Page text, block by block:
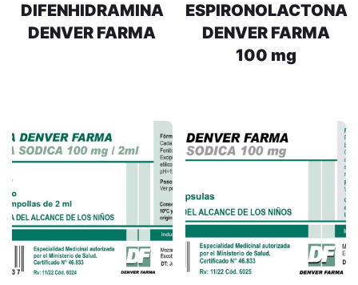
DIFENHIDRAMINA
DENVER FARMA
ESPIRONOLACTONA
DENVER FARMA
100 mg